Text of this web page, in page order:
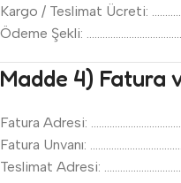
Kargo / Teslimat Ücreti:
Ödeme Şekli:
Madde 4) Fatura
Fatura Adresi:
Fatura Unvanı:
Teslimat Adresi: